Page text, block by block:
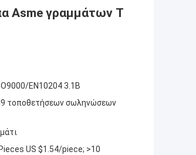
Asme γραμμάτων Τ
EN10204 3.1B
τοποθετήσεων σωληνώσεων
US $1.54/piece; >10